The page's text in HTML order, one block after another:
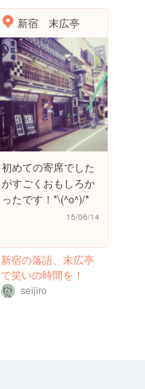
新宿 末広亭
初めての寄席でした
がすごくおもしろか
ったです！*\(^o^)/*
15/06/14
新宿の落語、末広亭
で笑いの時間を！
seijiro